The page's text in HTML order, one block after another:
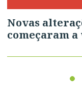
Novas
começaram